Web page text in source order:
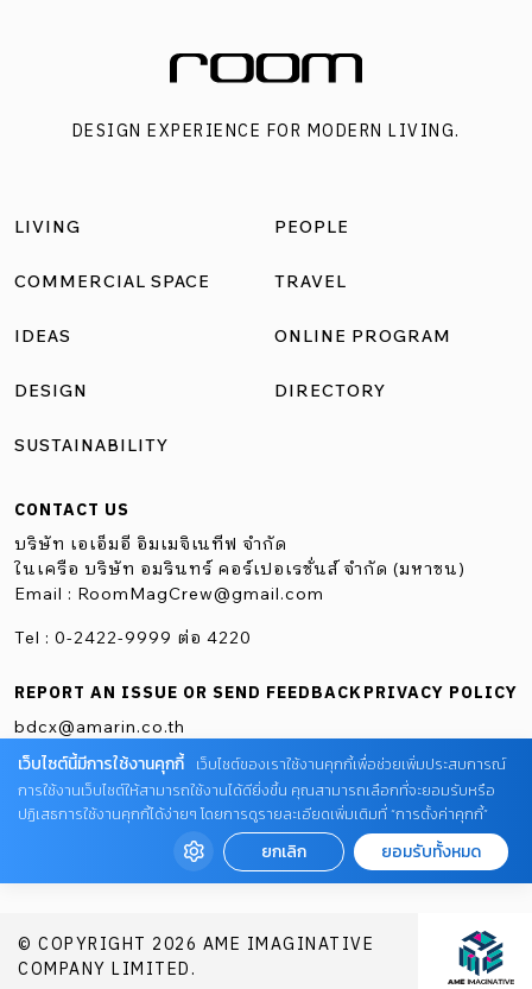
DESIGN EXPERIENCE FOR MODERN LIVING.
LIVING
COMMERCIAL SPACE
IDEAS
DESIGN
SUSTAINABILITY
PEOPLE
TRAVEL
ONLINE PROGRAM
DIRECTORY
CONTACT US
บริษัท เอเอ็มอี อิมเมจิเนทีฟ จำกัด
ในเครือ บริษัท อมรินทร์ คอร์เปอเรชั่นส์ จำกัด (มหาชน)
Email : RoomMagCrew@gmail.com
Tel : 0-2422-9999 ต่อ 4220
REPORT AN ISSUE OR SEND FEEDBACK
bdcx@amarin.co.th
PRIVACY POLICY
© COPYRIGHT 2026 AME IMAGINATIVE
COMPANY LIMITED.
เว็บไซต์นี้มีการใช้งานคุกกี้
เว็บไซต์ของเราใช้งานคุกกี้เพื่อช่วยเพิ่มประสบการณ์
การใช้งานเว็บไซต์ให้สามารถใช้งานได้ดียิ่งขึ้น คุณสามารถเลือกที่จะยอมรับหรือ
ปฏิเสธการใช้งานคุกกี้ได้ง่ายๆ โดยการดูรายละเอียดเพิ่มเติมที่ “การตั้งค่าคุกกี้”
ยกเลิก ยอมรับทั้งหมด